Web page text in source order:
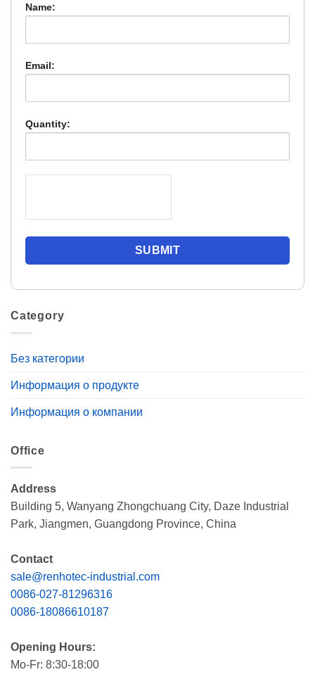
Name:
Email:
Quantity:
Category
Без категории
Информация о продукте
Информация о компании
Office
Address
Building 5, Wanyang Zhongchuang City, Daze Industrial
Park, Jiangmen, Guangdong Province, China
Contact
sale@renhotec-industrial.com
0086-027-81296316
0086-18086610187
Opening Hours:
Mo-Fr: 8:30-18:00